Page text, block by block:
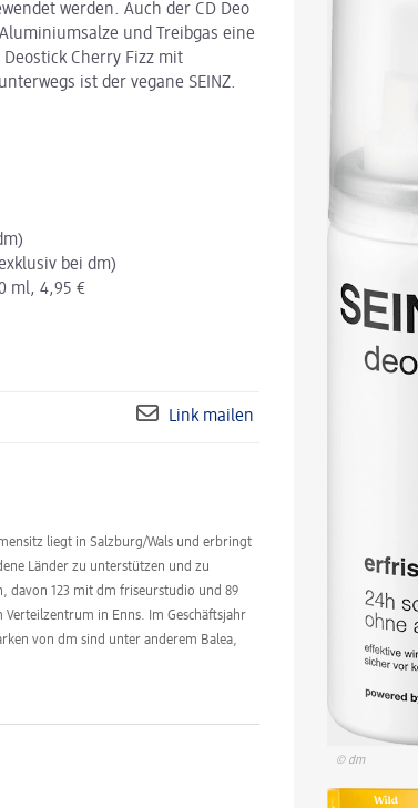
werden. Auch der CD Deo
und Treibgas eine
Cherry Fizz mit
ist der vegane SEINZ.
bei dm)
ml, 4,95 €
Link mailen
liegt in Salzburg/Wals und erbringt
Länder zu unterstützen und zu
davon 123 mit dm friseurstudio und 89
in Enns. Im Geschäftsjahr
von dm sind unter anderem Balea,
© dm